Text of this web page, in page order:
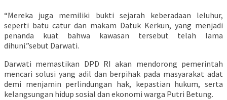
“Mereka juga memiliki bukti sejarah keberadaan leluhur,
seperti batu catur dan makam Datuk Kerkun, yang menjadi
penanda kuat bahwa kawasan tersebut telah lama
dihuni.”sebut Darwati.
Darwati memastikan DPD RI akan mendorong pemerintah
mencari solusi yang adil dan berpihak pada masyarakat adat
demi menjamin perlindungan hak, kepastian hukum, serta
kelangsungan hidup sosial dan ekonomi warga Putri Betung.